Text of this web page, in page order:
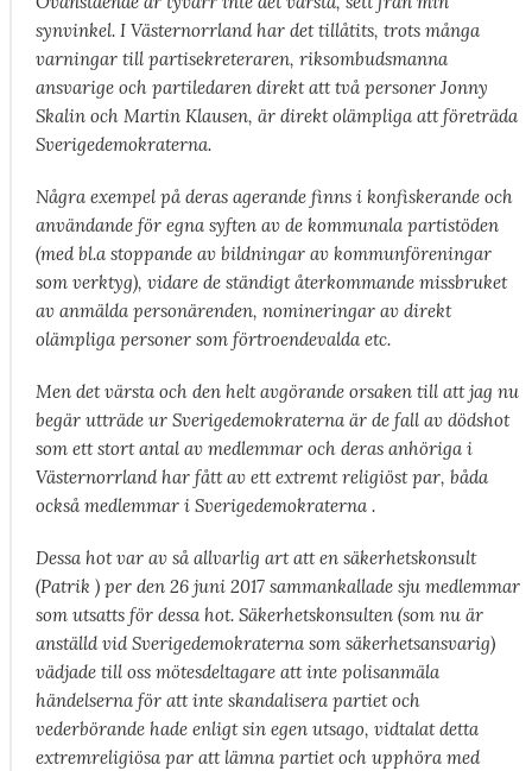
synvinkel. I Västernorrland har det tillåtits, trots många
varningar till partisekreteraren, riksombudsmanna
ansvarige och partiledaren direkt att två personer Jonny
Skalin och Martin Klausen, är direkt olämpliga att företräda
Sverigedemokraterna.
Några exempel på deras agerande finns i konfiskerande och
användande för egna syften av de kommunala partistöden
(med bl.a stoppande av bildningar av kommunföreningar
som verktyg), vidare de ständigt återkommande missbruket
av anmälda personärenden, nomineringar av direkt
olämpliga personer som förtroendevalda etc.
Men det värsta och den helt avgörande orsaken till att jag nu
begär utträde ur Sverigedemokraterna är de fall av dödshot
som ett stort antal av medlemmar och deras anhöriga i
Västernorrland har fått av ett extremt religiöst par, båda
också medlemmar i Sverigedemokraterna .
Dessa hot var av så allvarlig art att en säkerhetskonsult
(Patrik ) per den 26 juni 2017 sammankallade sju medlemmar
som utsatts för dessa hot. Säkerhetskonsulten (som nu är
anställd vid Sverigedemokraterna som säkerhetsansvarig)
vädjade till oss mötesdeltagare att inte polisanmäla
händelserna för att inte skandalisera partiet och
vederbörande hade enligt sin egen utsago, vidtalat detta
extremreligiösa par att lämna partiet och upphöra med